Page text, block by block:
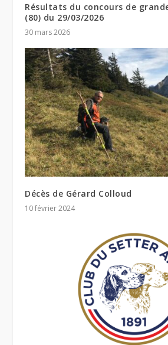
Résultats du concours de
(80) du 29/03/2026
30 mars 2026
Décès de Gérard Colloud
10 février 2024